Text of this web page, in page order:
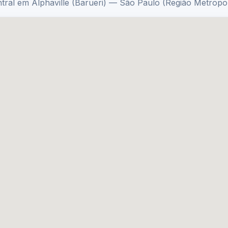
em Alphaville (Barueri) — São Paulo (Região